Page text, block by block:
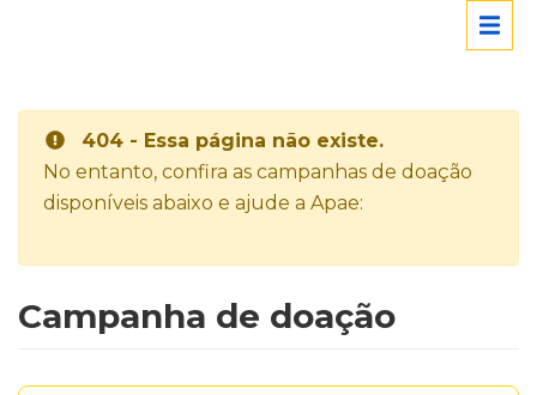
404 - Essa página não existe.
No entanto, confira as campanhas de doação
disponíveis abaixo e ajude a Apae:
Campanha de doação